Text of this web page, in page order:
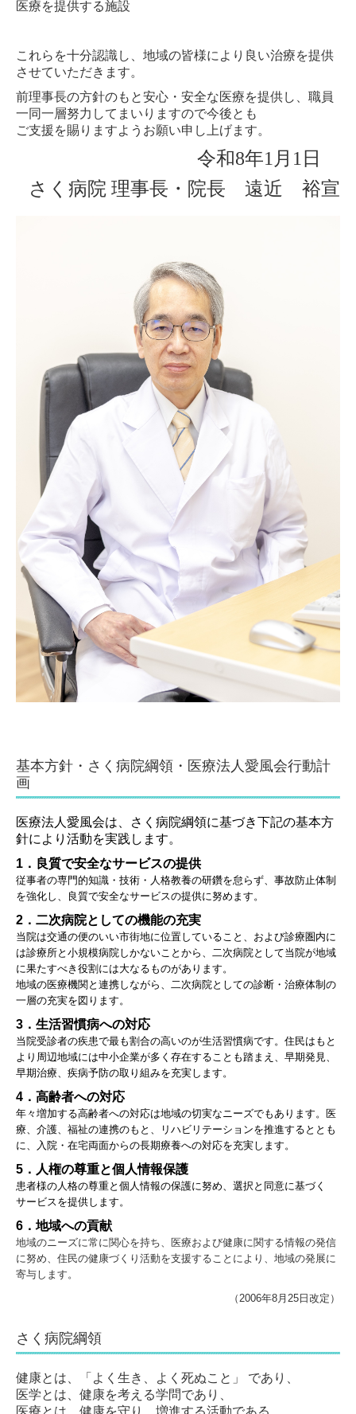
健診センター
健診のご案内
健診センターおしらせ
医療関係者の方へ
医療を提供する施設
これらを十分認識し、地域の皆様により良い治療を提供
させていただきます。
前理事長の方針のもと安心・安全な医療を提供し、職員
一同一層努力してまいりますので今後とも
ご支援を賜りますようお願い申し上げます。
令和8年1月1日
さく病院 理事長・院長 遠近 裕宣
基本方針・さく病院綱領・医療法人愛風会行動計
画
医療法人愛風会は、さく病院綱領に基づき下記の基本方
針により活動を実践します。
1．良質で安全なサービスの提供
従事者の専門的知識・技術・人格教養の研鑽を怠らず、事故防止体制
を強化し、良質で安全なサービスの提供に努めます。
2．二次病院としての機能の充実
当院は交通の便のいい市街地に位置していること、および診療圏内に
は診療所と小規模病院しかないことから、二次病院として当院が地域
に果たすべき役割には大なるものがあります。
地域の医療機関と連携しながら、二次病院としての診断・治療体制の
一層の充実を図ります。
3．生活習慣病への対応
当院受診者の疾患で最も割合の高いのが生活習慣病です。住民はもと
より周辺地域には中小企業が多く存在することも踏まえ、早期発見、
早期治療、疾病予防の取り組みを充実します。
4．高齢者への対応
年々増加する高齢者への対応は地域の切実なニーズでもあります。医
療、介護、福祉の連携のもと、リハビリテーションを推進するととも
に、入院・在宅両面からの長期療養への対応を充実します。
5．人権の尊重と個人情報保護
患者様の人格の尊重と個人情報の保護に努め、選択と同意に基づく
サービスを提供します。
6．地域への貢献
地域のニーズに常に関心を持ち、医療および健康に関する情報の発信
に努め、住民の健康づくり活動を支援することにより、地域の発展に
寄与します。
（2006年8月25日改定）
さく病院綱領
健康とは、「よく生き、よく死ぬこと」 であり、
医学とは、健康を考える学問であり、
医療とは、健康を守り、増進する活動である。